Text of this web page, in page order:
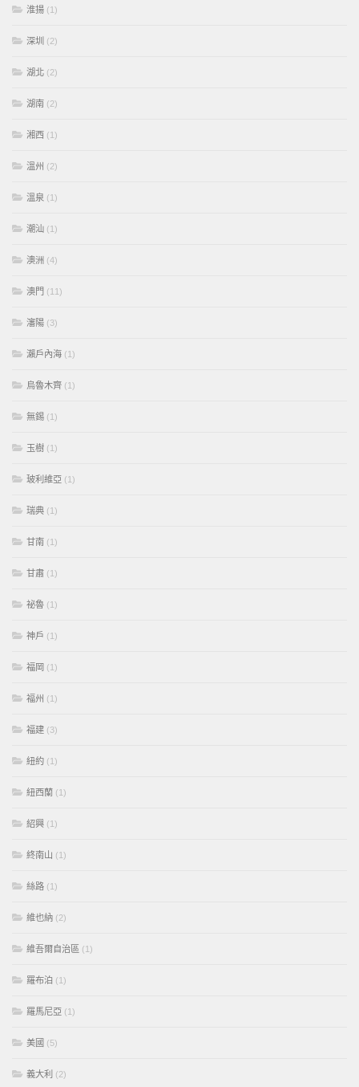
淮揚 (1)
深圳 (2)
湖北 (2)
湖南 (2)
湘西 (1)
溫州 (2)
溫泉 (1)
潮汕 (1)
澳洲 (4)
澳門 (11)
瀋陽 (3)
瀨戶內海 (1)
烏魯木齊 (1)
無錫 (1)
玉樹 (1)
玻利維亞 (1)
瑞典 (1)
甘南 (1)
甘肅 (1)
祕魯 (1)
神戶 (1)
福岡 (1)
福州 (1)
福建 (3)
紐約 (1)
紐西蘭 (1)
紹興 (1)
終南山 (1)
絲路 (1)
維也納 (2)
維吾爾自治區 (1)
羅布泊 (1)
羅馬尼亞 (1)
美國 (5)
義大利 (2)